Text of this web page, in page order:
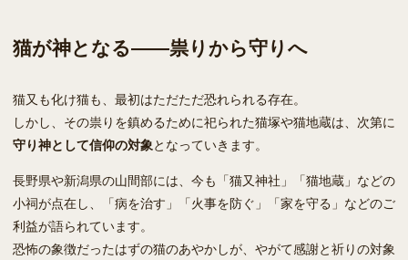
猫が神となる――祟りから守りへ
猫又も化け猫も、最初はただただ恐れられる存在。
しかし、その祟りを鎮めるために祀られた猫塚や猫地蔵は、次第に
守り神として信仰の対象となっていきます。
長野県や新潟県の山間部には、今も「猫又神社」「猫地蔵」などの
小祠が点在し、「病を治す」「火事を防ぐ」「家を守る」などのご
利益が語られています。
恐怖の象徴だったはずの猫のあやかしが、やがて感謝と祈りの対象